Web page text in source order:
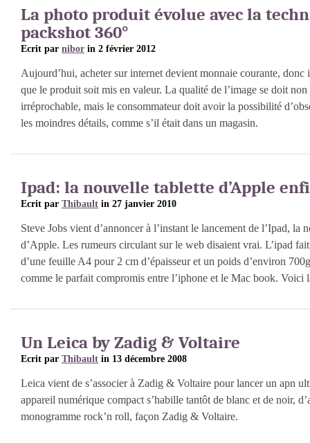
La photo produit évolue avec la
packshot 360°
Ecrit par nibor in 2 février 2012
Aujourd’hui, acheter sur internet devient monnaie courante, donc
que le produit soit mis en valeur. La qualité de l’image se doit non
irréprochable, mais le consommateur doit avoir la possibilité
les moindres détails, comme s’il était dans un magasin.
Ipad: la nouvelle tablette d’Apple
Ecrit par Thibault in 27 janvier 2010
Steve Jobs vient d’annoncer à l’instant le lancement de l’Ipad, la
d’Apple. Les rumeurs circulant sur le web disaient vrai. L’ipad
d’une feuille A4 pour 2 cm d’épaisseur et un poids d’environ
comme le parfait compromis entre l’iphone et le Mac book. Voici
Un Leica by Zadig & Voltaire
Ecrit par Thibault in 13 décembre 2008
Leica vient de s’associer à Zadig & Voltaire pour lancer un apn
appareil numérique compact s’habille tantôt de blanc et de noir,
monogramme rock’n roll, façon Zadig & Voltaire.